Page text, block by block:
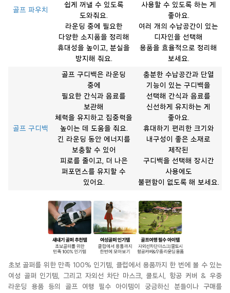
골프 파우치
쉽게 꺼낼 수 있도록
도와줘요.
라운딩 중에 필요한
다양한 소지품을 정리해
휴대성을 높이고, 분실을
방지해 줘요.
사용할 수 있도록 하는 게
좋아요.
여러 개의 수납공간이 있는
디자인을 선택해
용품을 효율적으로 정리해
보세요.
골프 구디백
골프 구디백은 라운딩
중에
필요한 간식과 음료를
보관해
체력을 유지하고 집중력을
높이는 데 도움을 줘요.
긴 라운딩 동안 에너지를
보충할 수 있어
피로를 줄이고, 더 나은
퍼포먼스를 유지할 수
있어요.
충분한 수납공간과 단열
기능이 있는 구디백을
선택해 간식과 음료를
신선하게 유지하는 게
좋아요.
휴대하기 편리한 크기와
내구성이 좋은 소재로
제작된
구디백을 선택해 장시간
사용에도
불편함이 없도록 해 보세요.
초보 골퍼를 위한 만족 100% 인기템 , 클럽에서 용품까지 한 번에 볼 수 있는
여성 골퍼 인기템 , 그리고 자외선 차단 마스크, 쿨토시
, 항공 커버 & 우중
라운딩 용품 등의 골프 여행 필수 아이템이 궁금하신 분들이나 구매를